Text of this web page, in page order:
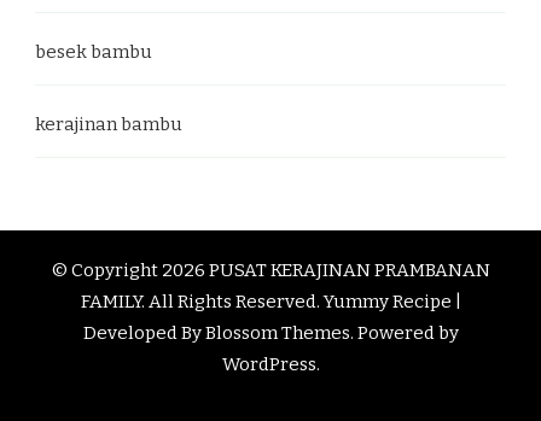
besek bambu
kerajinan bambu
© Copyright 2026 PUSAT KERAJINAN PRAMBANAN
FAMILY. All Rights Reserved.Yummy Recipe |
Developed ByBlossom Themes. Powered by
WordPress.